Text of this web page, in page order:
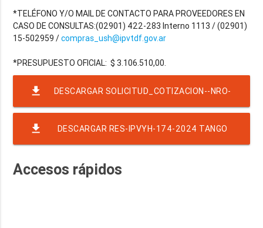
*TELÉFONO Y/O MAIL DE CONTACTO PARA PROVEEDORES EN
CASO DE CONSULTAS:(02901) 422-283 Interno 1113 / (02901)
15-502959 /compras_ush@ipvtdf.gov.ar
file_download DESCARGAR SOLICITUD_COTIZACION--NRO-
41-EJER-2023-RAF-23-RND-5309 ADQUISICION
file_download DESCARGAR RES-IPVYH-174-2024 TANGO
Accesos rápidos